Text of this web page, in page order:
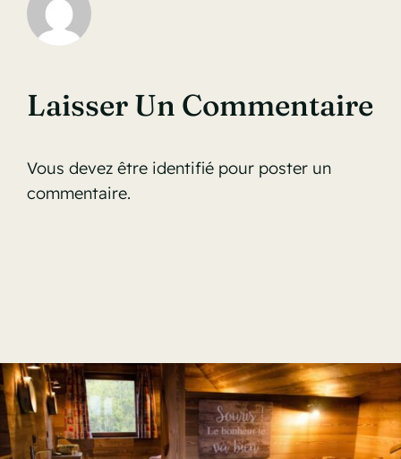
Laisser Un Commentaire
Vous devez être identifié pour poster un
commentaire.